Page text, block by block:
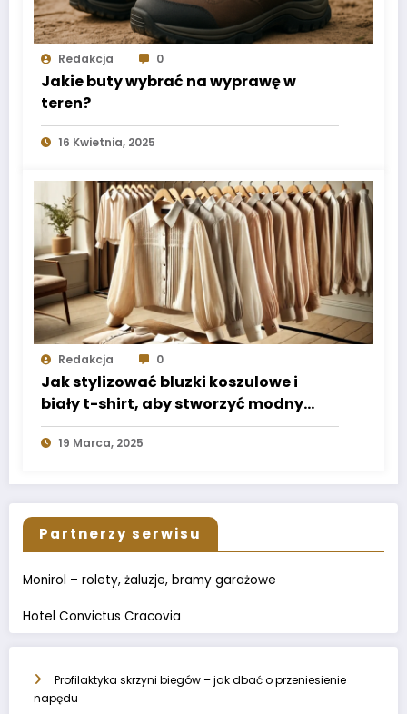
Redakcja 0
Jakie buty wybrać na wyprawę w
teren?
16 Kwietnia, 2025
Redakcja 0
Jak stylizować bluzki koszulowe i
biały t-shirt, aby stworzyć modny
look na każdą okazję?
19 Marca, 2025
Partnerzy serwisu
Monirol – rolety, żaluzje, bramy garażowe
Hotel Convictus Cracovia
Profilaktyka skrzyni biegów – jak dbać o przeniesienie
napędu